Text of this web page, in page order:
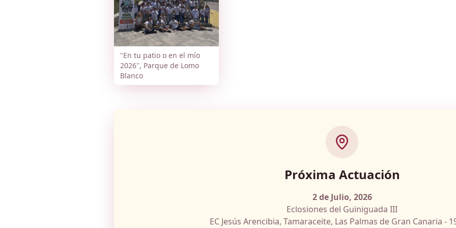
"En tu patio o en el mío
2026", Parque de Lomo
Blanco
Próxima Actuación
2 de Julio, 2026
Eclosiones del Guiniguada III
EC Jesús Arencibia, Tamaraceite, Las Palmas de Gran Canaria -